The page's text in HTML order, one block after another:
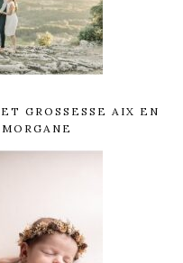
GROSSESSE AIX EN